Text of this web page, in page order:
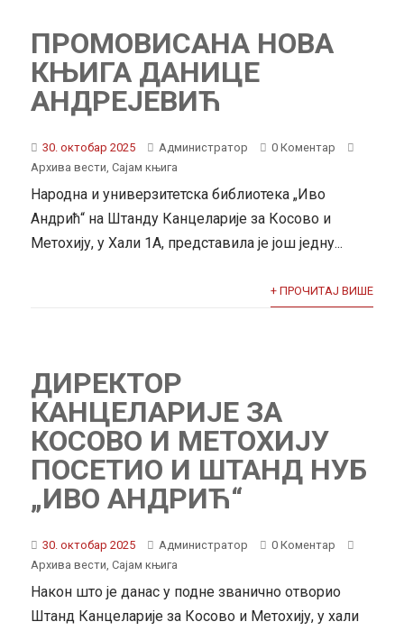
ПРОМОВИСАНА НОВА
КЊИГА ДАНИЦЕ
АНДРЕЈЕВИЋ
30. октобар 2025 Администратор
0 Коментар
Архива вести,Сајам књига
Народна и универзитетска библиотека „Иво
Андрић“ на Штанду Канцеларије за Косово и
Метохију, у Хали 1А, представила је још једну...
+ ПРОЧИТАЈ ВИШЕ
ДИРЕКТОР
КАНЦЕЛАРИЈЕ ЗА
КОСОВО И МЕТОХИЈУ
ПОСЕТИО И ШТАНД НУБ
„ИВО АНДРИЋ“
30. октобар 2025 Администратор
0 Коментар
Архива вести,Сајам књига
Након што је данас у подне званично отворио
Штанд Канцеларије за Косово и Метохију, у хали